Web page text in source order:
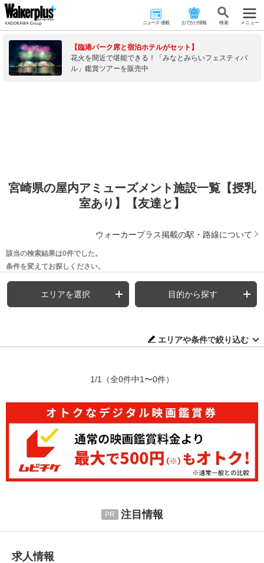
ニュース･連載 おでかけ情報 検 索 メニュー
【臨港パーク席と宿泊ホテルがセット】
花火を間近で堪能できる！「みなとみらいフェスティバ
ル」鑑賞ツアーを販売中
宮崎県の屋内アミューズメント施設一覧【授乳
室あり】【友達と】
ウォーカープラス掲載の駅・路線について
該当の検索結果は0件でした。
条件を変えてお探しください。
エリアを選択 目的から探す
エリアや条件で絞り込む
1/1 （全0件中1〜0件）
注目情報
求人情報